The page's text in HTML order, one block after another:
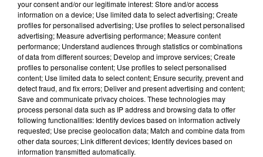
qu’une poursuite du film serait « légalement et
professionnellement mal avisée ».
Le long-métrage pourrait notamment revenir sur une période
particulièrement sombre de la jeunesse du chanteur. Parmi
les événements évoqués figure sa relation avecElizabeth
Weber, alors épouse de Jon Small, son partenaire musical
au sein du groupeAttila. Cette histoire avait provoqué la
rupture du groupe et plongé Billy Joel dans une profonde
détresse psychologique.
Dans le récent documentaireAnd So It Goes
your consent and/or our legitimate interest: Store and/or access
information on a device; Use limited data to select advertising; Create
profiles for personalised advertising; Use profiles to select personalised
advertising; Measure advertising performance; Measure content
performance; Understand audiences through statistics or combinations
of data from different sources; Develop and improve services; Create
profiles to personalise content; Use profiles to select personalised
content; Use limited data to select content; Ensure security, prevent and
detect fraud, and fix errors; Deliver and present advertising and content;
Save and communicate privacy choices. These technologies may
process personal data such as IP address and browsing data to offer
following functionalities: Identify devices based on information actively
requested; Use precise geolocation data; Match and combine data from
other data sources; Link different devices; Identify devices based on
information transmitted automatically.